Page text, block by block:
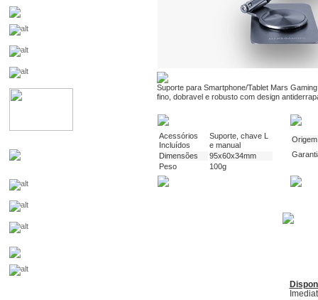
Suporte para Smartphone/Tablet Mars
fino, dobravel e robusto com design
Acessórios
Incluídos
Suporte, chave L
e manual
Dimensões
95x60x34mm
Peso
100g
Origem